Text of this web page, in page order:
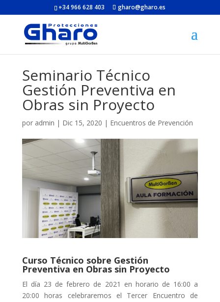
+34 966 628 403 gharo@gharo.es
Seminario Técnico
Gestión Preventiva en
Obras sin Proyecto
por admin | Dic 15, 2020 | Encuentros de Prevención
Curso Técnico sobre Gestión
Preventiva en Obras sin Proyecto
El día 23 de febrero de 2021 en horario de 16:00 a
20:00 horas celebraremos el Tercer Encuentro de